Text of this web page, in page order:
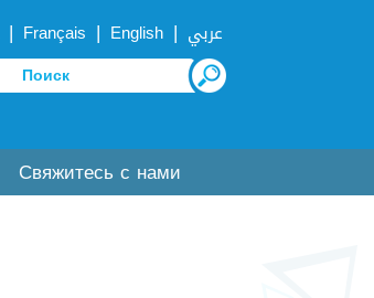
| Français | English | عربي
Свяжитесь с нами